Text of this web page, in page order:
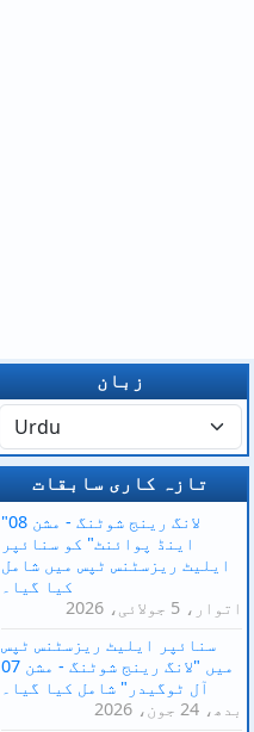
زبان
تازہ کاری سابقات
"لانگ رینج شوٹنگ - مشن 08
اینڈ پوائنٹ" کو سنائپر
ایلیٹ ریزسٹنس ٹپس میں شامل
کیا گیا۔
اتوار، 5 جولائی، 2026
سنائپر ایلیٹ ریزسٹنس ٹپس
میں "لانگ رینج شوٹنگ - مشن 07
آل ٹوگیدر" شامل کیا گیا۔
بدھ، 24 جون، 2026